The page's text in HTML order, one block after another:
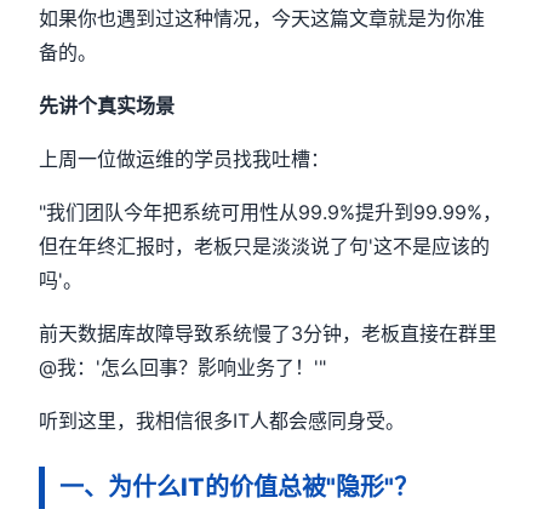
如果你也遇到过这种情况，今天这篇文章就是为你准
备的。
先讲个真实场景
上周一位做运维的学员找我吐槽：
"我们团队今年把系统可用性从99.9%提升到99.99%，
但在年终汇报时，老板只是淡淡说了句'这不是应该的
吗'。
前天数据库故障导致系统慢了3分钟，老板直接在群里
@我：'怎么回事？影响业务了！'"
听到这里，我相信很多IT人都会感同身受。
一、为什么IT的价值总被"隐形"？